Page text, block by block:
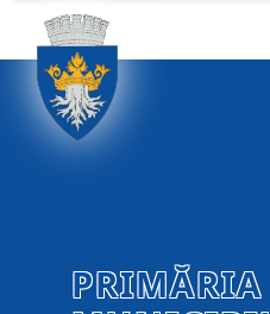
PRIMĂRIA